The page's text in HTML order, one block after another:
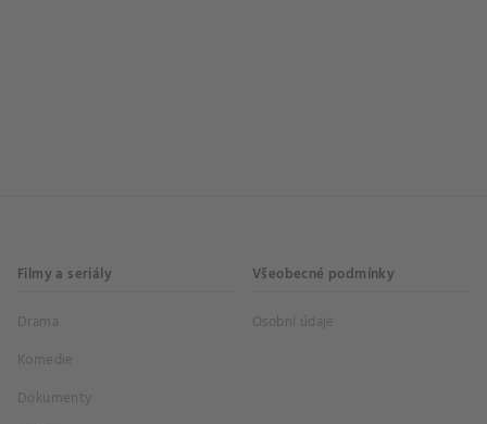
Filmy a seriály
Drama
Komedie
Dokumenty
Všeobecné podmínky
Osobní údaje